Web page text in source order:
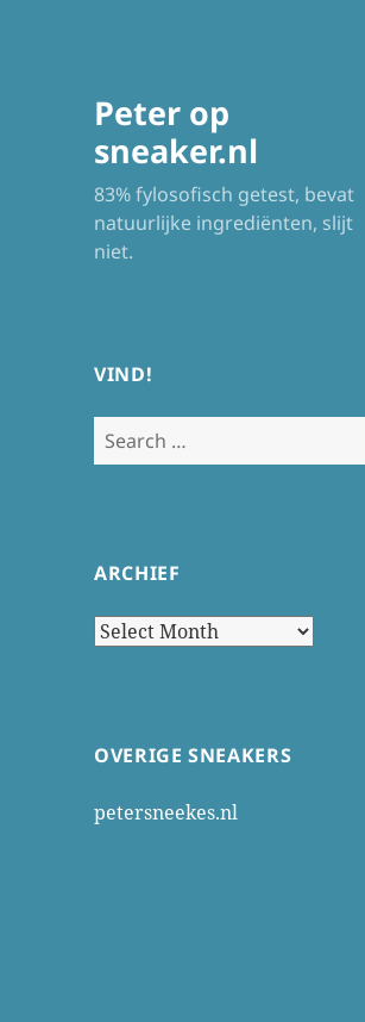
Peter op
sneaker.nl
83% fylosofisch getest, bevat
natuurlijke ingrediënten, slijt
niet.
VIND!
Search
for:
ARCHIEF
Archief
OVERIGE SNEAKERS
petersneekes.nl